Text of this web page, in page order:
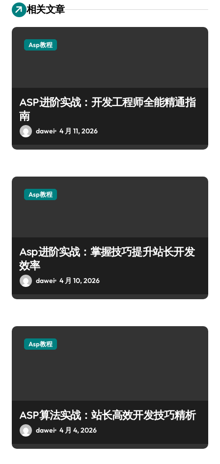
相关文章
Asp教程
ASP进阶实战：开发工程师全能精通指
南
dawei 4 月 11, 2026
Asp教程
Asp进阶实战：掌握技巧提升站长开发
效率
dawei 4 月 10, 2026
Asp教程
ASP算法实战：站长高效开发技巧精析
dawei 4 月 4, 2026